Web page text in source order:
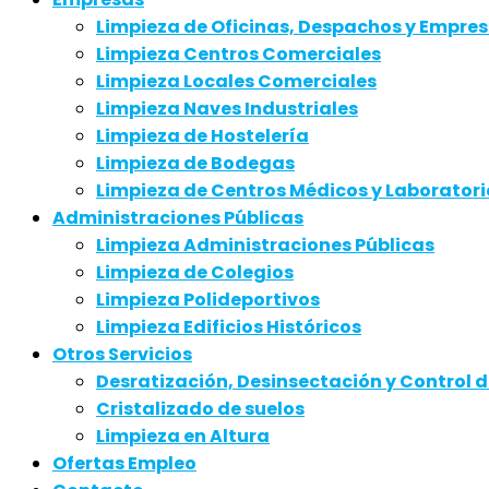
Limpieza de Oficinas, Despachos y
Limpieza Centros Comerciales
Limpieza Locales Comerciales
Limpieza Naves Industriales
Limpieza de Hostelería
Limpieza de Bodegas
Limpieza de Centros Médicos y
Administraciones Públicas
Limpieza Administraciones Públicas
Limpieza de Colegios
Limpieza Polideportivos
Limpieza Edificios Históricos
Otros Servicios
Desratización, Desinsectación y Control
Cristalizado de suelos
Limpieza en Altura
Ofertas Empleo